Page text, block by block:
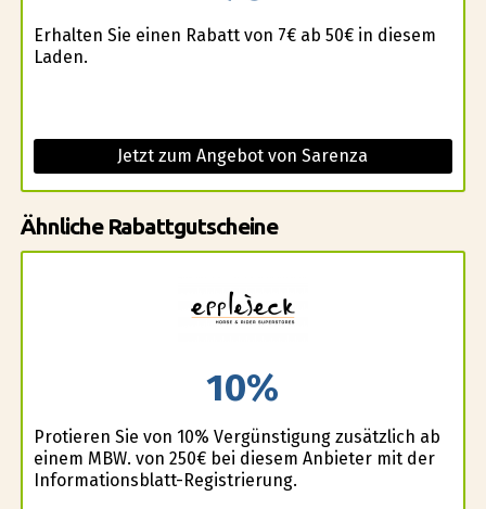
Erhalten Sie einen Rabatt von 7€ ab 50€ in diesem
Laden.
Jetzt zum Angebot von Sarenza
Ähnliche Rabattgutscheine
10%
Profitieren Sie von 10% Vergünstigung zusätzlich ab
einem MBW. von 250€ bei diesem Anbieter mit der
Informationsblatt-Registrierung.